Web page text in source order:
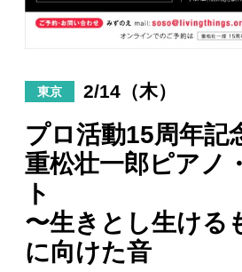
演奏依頼
東京 2/14（木）
プロ活動15周年記
重松壮一郎ピアノ
ト
〜生きとし生ける
に向けた音